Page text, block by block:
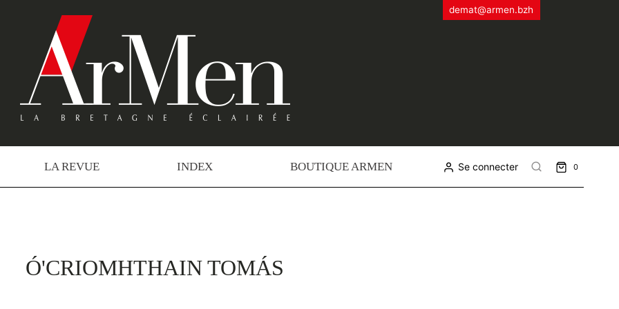
demat@armen.bzh
LA REVUE INDEX BOUTIQUE ARMEN Se connecter 0
Ó'CRIOMHTHAIN TOMÁS